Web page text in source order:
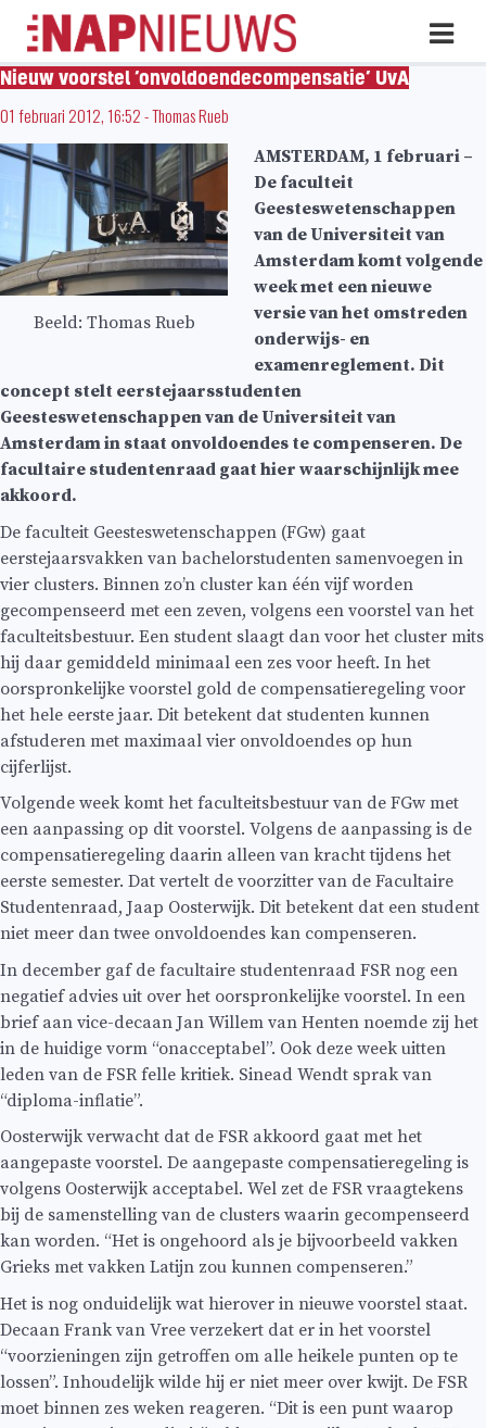
Skip
naar
inhoud
Nieuw voorstel ‘onvoldoendecompensatie’ UvA
01 februari 2012, 16:52-Thomas Rueb
Beeld: Thomas Rueb
AMSTERDAM, 1 februari –
De faculteit
Geesteswetenschappen
van de Universiteit van
Amsterdam komt volgende
week met een nieuwe
versie van het omstreden
onderwijs- en
examenreglement. Dit
concept stelt eerstejaarsstudenten
Geesteswetenschappen van de Universiteit van
Amsterdam in staat onvoldoendes te compenseren. De
facultaire studentenraad gaat hier waarschijnlijk mee
akkoord.
De faculteit Geesteswetenschappen (FGw) gaat
eerstejaarsvakken van bachelorstudenten samenvoegen in
vier clusters. Binnen zo’n cluster kan één vijf worden
gecompenseerd met een zeven, volgens een voorstel van het
faculteitsbestuur. Een student slaagt dan voor het cluster mits
hij daar gemiddeld minimaal een zes voor heeft. In het
oorspronkelijke voorstel gold de compensatieregeling voor
het hele eerste jaar. Dit betekent dat studenten kunnen
afstuderen met maximaal vier onvoldoendes op hun
cijferlijst.
Volgende week komt het faculteitsbestuur van de FGw met
een aanpassing op dit voorstel. Volgens de aanpassing is de
compensatieregeling daarin alleen van kracht tijdens het
eerste semester. Dat vertelt de voorzitter van de Facultaire
Studentenraad, Jaap Oosterwijk. Dit betekent dat een student
niet meer dan twee onvoldoendes kan compenseren.
In december gaf de facultaire studentenraad FSR nog een
negatief advies uit over het oorspronkelijke voorstel. In een
brief aan vice-decaan Jan Willem van Henten noemde zij het
in de huidige vorm “onacceptabel”. Ook deze week uitten
leden van de FSR felle kritiek. Sinead Wendt sprak van
“diploma-inflatie”.
Oosterwijk verwacht dat de FSR akkoord gaat met het
aangepaste voorstel. De aangepaste compensatieregeling is
volgens Oosterwijk acceptabel. Wel zet de FSR vraagtekens
bij de samenstelling van de clusters waarin gecompenseerd
kan worden. “Het is ongehoord als je bijvoorbeeld vakken
Grieks met vakken Latijn zou kunnen compenseren.”
Het is nog onduidelijk wat hierover in nieuwe voorstel staat.
Decaan Frank van Vree verzekert dat er in het voorstel
“voorzieningen zijn getroffen om alle heikele punten op te
lossen”. Inhoudelijk wilde hij er niet meer over kwijt. De FSR
moet binnen zes weken reageren. “Dit is een punt waarop